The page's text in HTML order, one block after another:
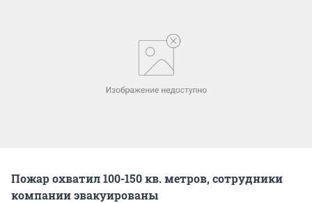
Пожар охватил 100-150 кв. метров, сотрудники
компании эвакуированы